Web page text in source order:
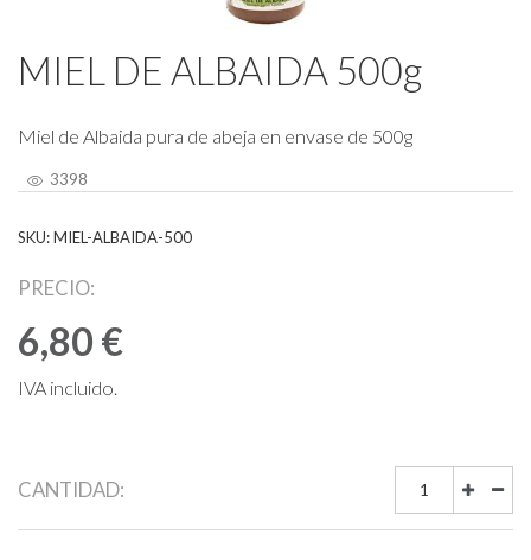
MIEL DE ALBAIDA 500g
Miel de Albaida pura de abeja en envase de 500g
3398
SKU: MIEL-ALBAIDA-500
PRECIO:
6,80 €
IVA incluido.
CANTIDAD: